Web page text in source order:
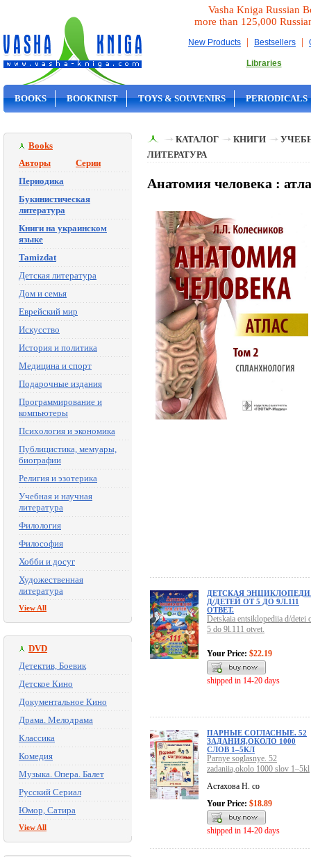
Vasha Kniga Russian
more than 125,000
New Products | Bestsellers |
Libraries
BOOKS BOOKINIST TOYS & SOUVENIRS PERIODICALS
Books
Авторы
Серии
Периодика
Букинистическая
литература
Книги на украинском
языке
Tamizdat
Детская литература
Дом и семья
Еврейский мир
Искусство
История и политика
Медицина и спорт
Подарочные издания
Программирование и
компьютеры
Психология и экономика
Публицистика, мемуары,
биографии
Религия и эзотерика
Учебная и научная
литература
Филология
Философия
Хобби и досуг
Художественная
литература
View All
DVD
Детектив, Боевик
Детское Кино
Документальное Кино
Драма. Мелодрама
Классика
Комедия
Музыка. Опера. Балет
Русский Сериал
Юмор, Сатира
View All
КАТАЛОГ КНИГИ
ЛИТЕРАТУРА
Анатомия человека :
ДЕТСКАЯ
Д/ДЕТЕЙ ОТ 5 ДО 9Л.111
ОТВЕТ.
Detskaia entsiklopediia d/detei
5 do 9l.111 otvet.
Your Price: $22.19
shipped in 14-20 days
ПАРНЫЕ СОГЛАСНЫЕ. 52
ЗАДАНИЯ,ОКОЛО 1000
СЛОВ 1–5КЛ
Parnye soglasnye. 52
zadaniia,okolo 1000 slov 1–5kl
Астахова Н. со
Your Price: $18.89
shipped in 14-20 days